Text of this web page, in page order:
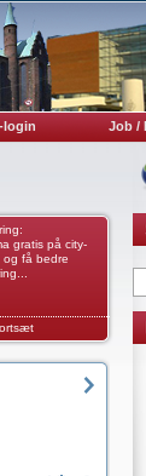
login Job /
gratis på city-
og få bedre